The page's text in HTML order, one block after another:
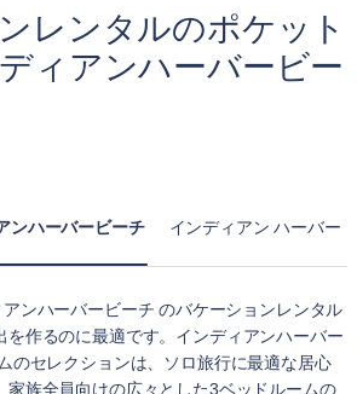
レンタルのポケット
ィアンハーバービー
ンハーバービーチ インディアン ハーバー
ンハーバービーチ のバケーションレンタル
を作るのに最適です。インディアンハーバー
のセレクションは、ソロ旅行に最適な居心
家族全員向けの広々とした3ベッドルームの